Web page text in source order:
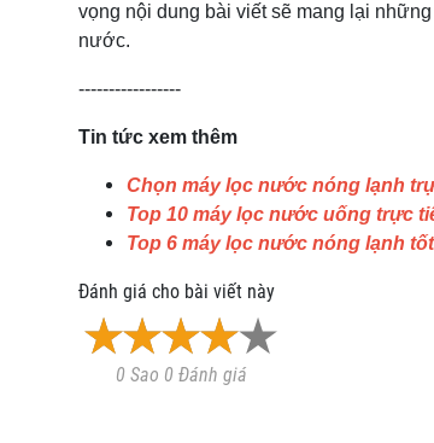
vọng nội dung bài viết sẽ mang lại
nước.
-----------------
Tin tức xem thêm
Chọn máy lọc nước nóng lạnh
Top 10 máy lọc nước uống trực
Top 6 máy lọc nước nóng lạnh
Đánh giá cho bài viết này
0 Sao 0 Đánh giá